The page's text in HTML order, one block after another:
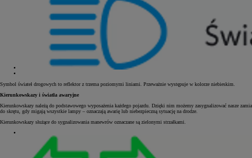
Symbol świateł drogowych to reflektor z trzema poziomymi liniami. Przeważnie występuje w kolorze niebieskim.
Kierunkowskazy i światła awaryjne
Kierunkowskazy należą do podstawowego wyposażenia każdego pojazdu. Dzięki nim możemy zasygnalizować nasze
do skrętu, gdy migają wszystkie lampy – oznaczają awarię lub niebezpieczną sytuację na drodze.
Kierunkowskazy służące do sygnalizowania manewrów oznaczane są zielonymi strzałkami.